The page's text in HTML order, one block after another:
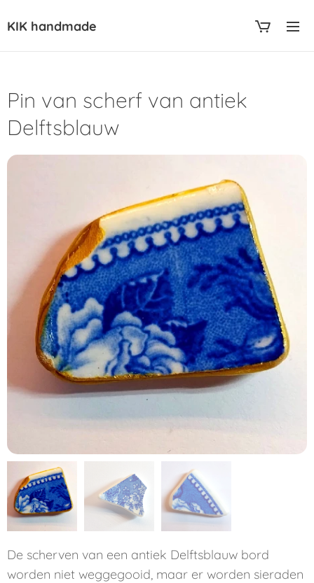
KIK handmade
Pin van scherf van antiek
Delftsblauw
De scherven van een antiek Delftsblauw bord
worden niet weggegooid, maar er worden sieraden